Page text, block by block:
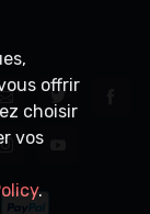
offrir
choisir
vos
.